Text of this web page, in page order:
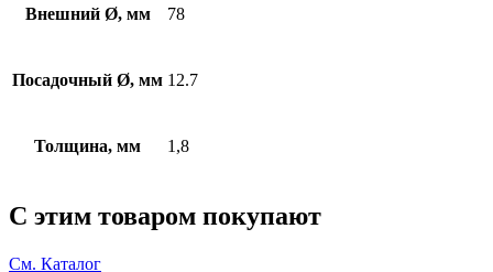
Внешний Ø, мм 78
Посадочный Ø, мм 12.7
Толщина, мм 1,8
С этим товаром покупают
См. Каталог